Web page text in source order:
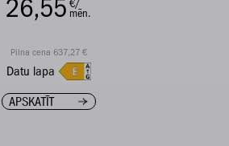
26,55 €/
mēn.
Pilna cena 637,27 €
Datu lapa
APSKATĪT